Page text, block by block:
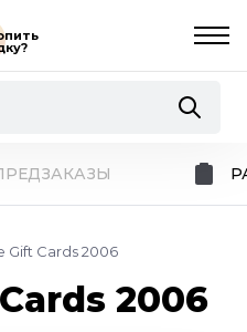
Gift Cards 2006
2006